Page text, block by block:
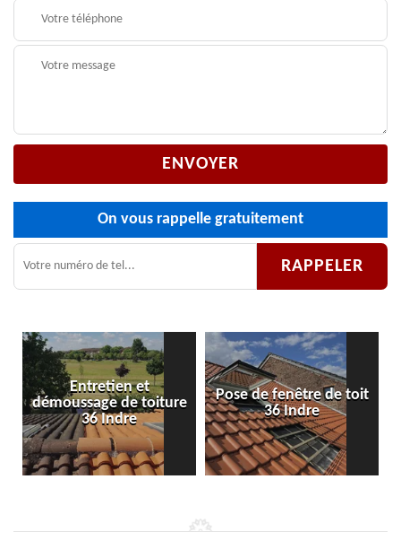
On vous rappelle gratuitement
Entretien et
démoussage de toiture
36 Indre
Pose de fenêtre de toit
36 Indre